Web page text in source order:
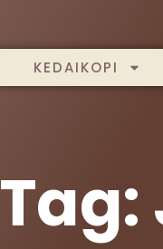
KEDAIKOPI